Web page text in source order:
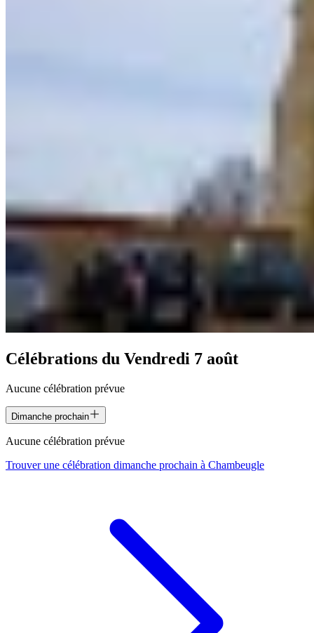
Célébrations du Vendredi 7 août
Aucune célébration prévue
Dimanche prochain
Aucune célébration prévue
Trouver une célébration dimanche prochain à Chambeugle